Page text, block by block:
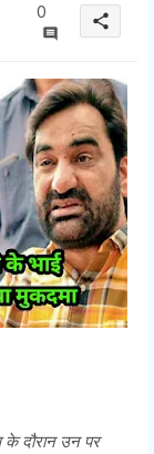
0 share
के दौरान उन पर